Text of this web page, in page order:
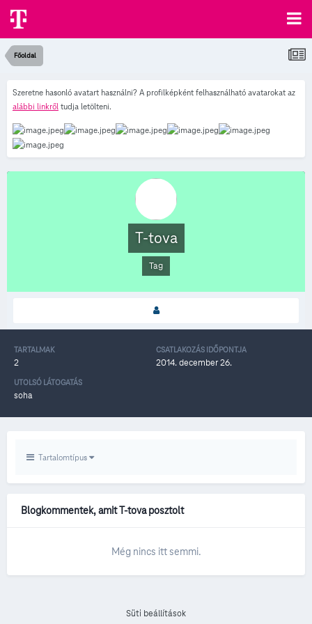
Főoldal
Szeretne hasonló avatart használni? A profilképként felhasználható avatarokat az
alábbi linkről tudja letölteni.
T-tova
Tag
TARTALMAK
2
CSATLAKOZÁS IDŐPONTJA
2014. december 26.
UTOLSÓ LÁTOGATÁS
soha
Tartalomtípus
Blogkommentek, amit T-tova posztolt
Még nincs itt semmi.
Süti beállítások